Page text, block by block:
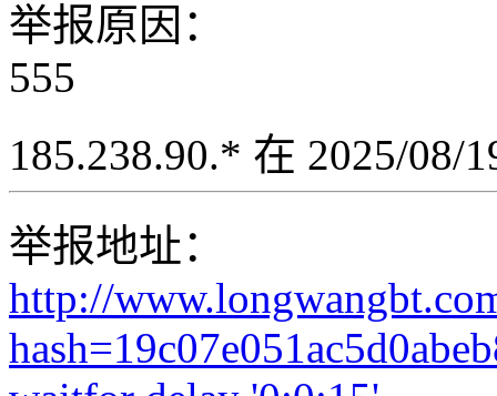
举报原因：
555
185.238.90.* 在 2025/08/
举报地址：
http://